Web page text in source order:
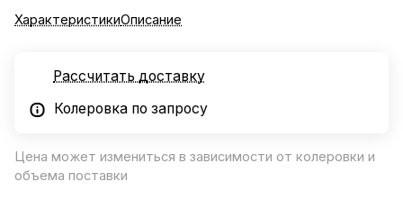
ХарактеристикиОписание
Рассчитать доставку
Колеровка по запросу
Цена может измениться в зависимости от колеровки и
объема поставки